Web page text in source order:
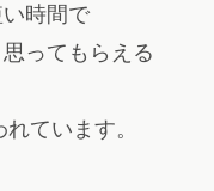
時間で
思ってもらえる
ています。